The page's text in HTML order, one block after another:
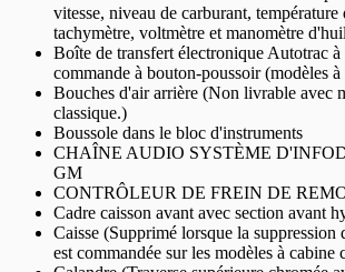
vitesse, niveau de carburant, température
tachymètre, voltmètre et manomètre
Boîte de transfert électronique Autotrac à
commande à bouton-poussoir (modèles
Bouches d'air arrière (Non livrable avec
classique.)
Boussole dans le bloc d'instruments
CHAÎNE AUDIO SYSTÈME
GM
CONTRÔLEUR DE FREIN DE
Cadre caisson avant avec section avant
Caisse (Supprimé lorsque la suppression
est commandée sur les modèles à cabine